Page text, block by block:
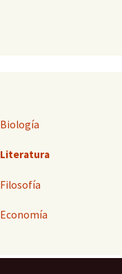
Biología
Literatura
Filosofía
Economía